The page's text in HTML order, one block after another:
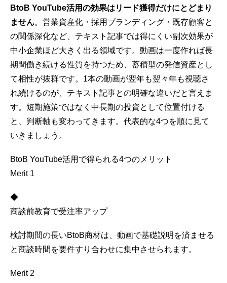
BtoB YouTube活用の効果はリード獲得だけにとどまり
ません。営業資産化・ 採用ブランディング ・既存顧客と
の関係深化など、テキスト記事では得にくい副次効果が
中小企業ほど大きく出る領域です。動画は一度作れば長
期間働き続ける性質を持つため、蓄積型の発信資産とし
て相性が抜群です。1本の動画が翌年も翌々年も視聴さ
れ続けるのが、テキスト記事との明確な違いだと言えま
す。短期施策ではなく中長期の投資として位置付ける
と、判断軸も変わってきます。代表的な4つを順に見て
いきましょう。
BtoB YouTube活用で得られる4つのメリット
Merit 1
◆
商談前教育で受注率アップ
検討期間の長いBtoB商材は、動画で基礎説明を済ませる
と商談時間を要件すり合わせに集中させられます。
Merit 2